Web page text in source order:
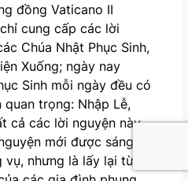
đồng Vaticano II
cung cấp các lời
Chúa Nhật Phục Sinh,
Xuống; ngày nay
Sinh mỗi ngày đều có
quan trọng: Nhập Lễ,
cả các lời nguyện này
mới được sáng
vụ, nhưng là lấy lại từ